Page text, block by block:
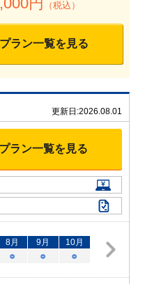
（税込）
ラン一覧を見る
更新日:2026.08.01
ラン一覧を見る
8月 9月 10月
○
○ ○